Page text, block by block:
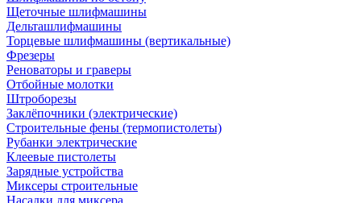
Щеточные шлифмашины
Дельташлифмашины
Торцевые шлифмашины (вертикальные)
Фрезеры
Реноваторы и граверы
Отбойные молотки
Штроборезы
Заклёпочники (электрические)
Строительные фены (термопистолеты)
Рубанки электрические
Клеевые пистолеты
Зарядные устройства
Миксеры строительные
Насадки для миксера